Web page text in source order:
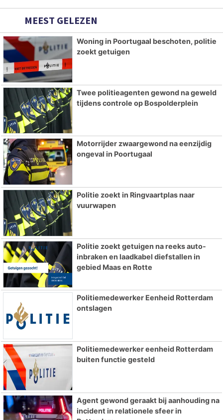
MEEST GELEZEN
Woning in Poortugaal beschoten, politie
zoekt getuigen
Twee politieagenten gewond na geweld
tijdens controle op Bospolderplein
Motorrijder zwaargewond na eenzijdig
ongeval in Poortugaal
Politie zoekt in Ringvaartplas naar
vuurwapen
Politie zoekt getuigen na reeks auto-
inbraken en laadkabel diefstallen in
gebied Maas en Rotte
Politiemedewerker Eenheid Rotterdam
ontslagen
Politiemedewerker eenheid Rotterdam
buiten functie gesteld
Agent gewond geraakt bij aanhouding na
incident in relationele sfeer in